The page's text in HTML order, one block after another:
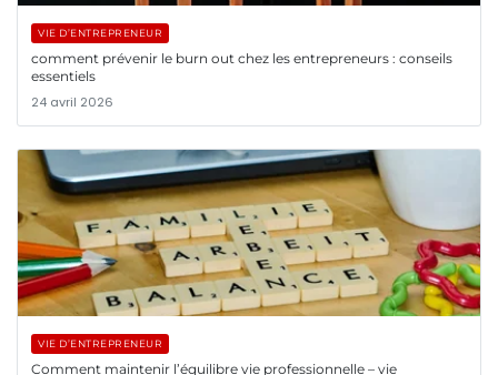
VIE D’ENTREPRENEUR
comment prévenir le burn out chez les entrepreneurs : conseils
essentiels
24 avril 2026
VIE D’ENTREPRENEUR
Comment maintenir l’équilibre vie professionnelle – vie